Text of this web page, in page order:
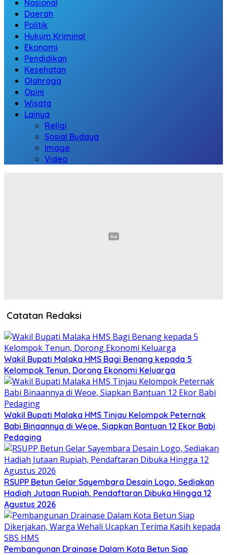
Nasional
Daerah
Politik
Hukum Kriminal
Ekonomi
Pendidikan
Kesehatan
Olahraga
Opini
Wisata
Lainya
Religi
Sosial Budaya
Image
Video
Catatan Redaksi
Wakil Bupati Malaka HMS Bagi Benang kepada 5
Kelompok Tenun, Dorong Ekonomi Keluarga
Wakil Bupati Malaka HMS Tinjau Kelompok Peternak
Babi Binaannya di Weoe, Siapkan Bantuan 12 Ekor Babi
Pedaging
RSUPP Betun Gelar Sayembara Desain Logo, Sediakan
Hadiah Jutaan Rupiah, Pendaftaran Dibuka Hingga 12
Agustus 2026
Pembangunan Drainase Dalam Kota Betun Siap